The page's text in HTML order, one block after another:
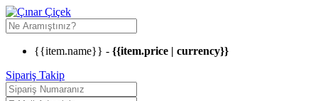
{{item.name}} - {{item.price | currency}}
Sipariş Takip